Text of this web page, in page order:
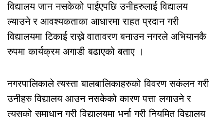
विद्यालय जान नसकेको पाईएपछि उनीहरुलाई विद्यालय
ल्याउने र आवश्यकताका आधारमा राहत प्रदान गरी
विद्यालयमा टिकाई राख्ने वातावरण बनाउन नगरले अभियानकै
रुपमा कार्यक्रम अगाडी बढाएको बताए ।
नगरपालिकाले त्यस्ता बालबालिकाहरुको विवरण सकंलन गरी
उनीहरु विद्यालय आउन नसकेको कारण पत्ता लगाउने र
त्यसको समाधान गरी विद्यालयमा भर्ना गरी नियमित विद्यालय